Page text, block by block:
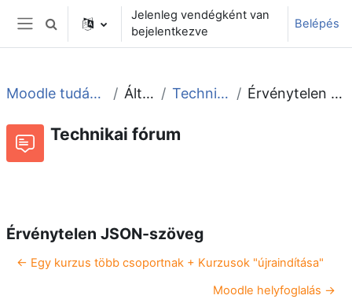
Tovább a fő tartalomhoz
Oldalpanel
Keresési bemeneti adatok váltása
Jelenleg vendégként van
bejelentkezve
Belépés
Moodle tudástár és fórum Általános Technikai fórum Érvénytelen JSON-szöveg
Technikai fórum
Érvénytelen JSON-szöveg
← Egy kurzus több csoportnak + Kurzusok "újraindítása"
Moodle helyfoglalás →